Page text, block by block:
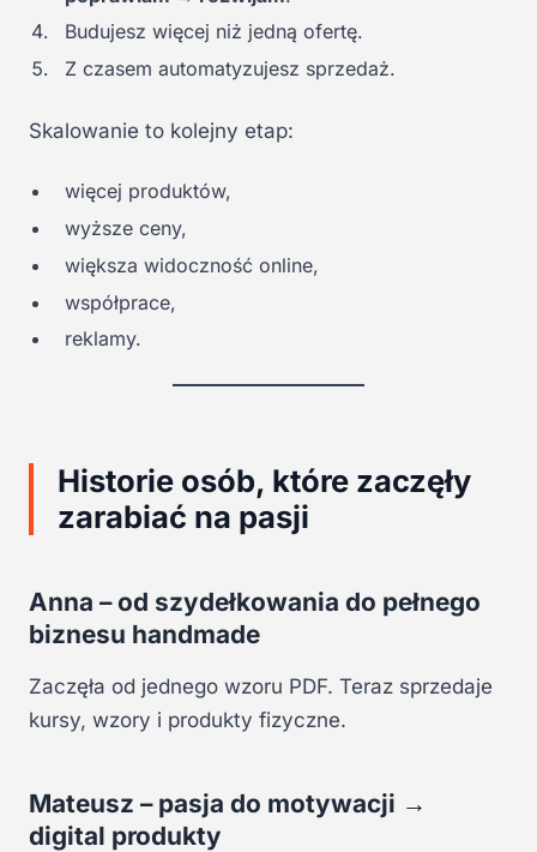
Budujesz więcej niż jedną ofertę.
Z czasem automatyzujesz sprzedaż.
Skalowanie to kolejny etap:
więcej produktów,
wyższe ceny,
większa widoczność online,
współprace,
reklamy.
Historie osób, które zaczęły
zarabiać na pasji
Anna – od szydełkowania do pełnego
biznesu handmade
Zaczęła od jednego wzoru PDF. Teraz sprzedaje
kursy, wzory i produkty fizyczne.
Mateusz – pasja do motywacji →
digital produkty